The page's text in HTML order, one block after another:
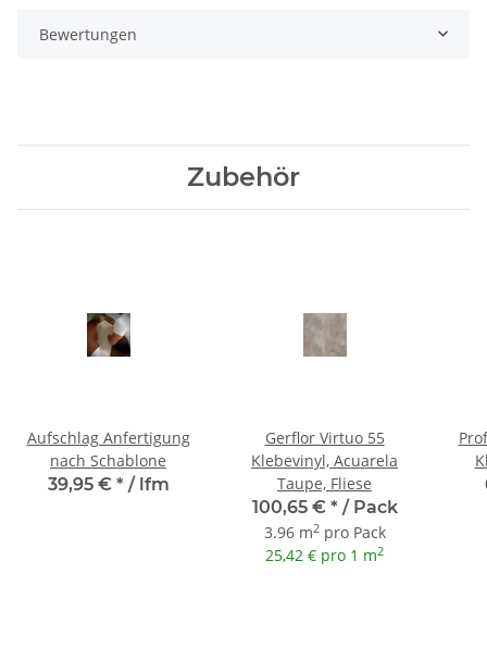
Bewertungen
Zubehör
Aufschlag Anfertigung
nach Schablone
39,95 € */ lfm
Gerflor Virtuo 55
Klebevinyl, Acuarela
Taupe, Fliese
100,65 € */ Pack
3.96 m2pro Pack
25,42 € pro 1 m2